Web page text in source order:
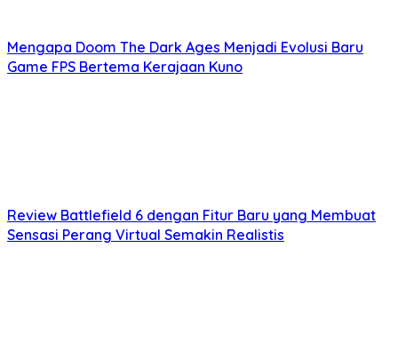
Mengapa Doom The Dark Ages Menjadi Evolusi Baru
Game FPS Bertema Kerajaan Kuno
Review Battlefield 6 dengan Fitur Baru yang Membuat
Sensasi Perang Virtual Semakin Realistis